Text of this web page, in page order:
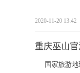
2020-11-20 13:42
重庆巫山
国家旅游